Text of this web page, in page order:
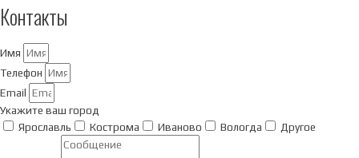
Контакты
Имя
Телефон
Email
Укажите ваш город
Ярославль
Кострома Иваново Вологда Другое